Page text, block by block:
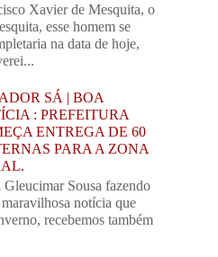
Xavier de Mesquita, o
esse homem se
na data de hoje,
SÁ | BOA
: PREFEITURA
ENTREGA DE 60
PARA A ZONA
Gleucimar Sousa fazendo
notícia que
recebemos também